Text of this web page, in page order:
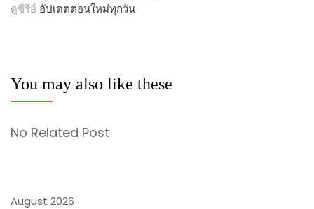
ดูซีรีย์ อัปเดตตอนใหม่ทุกวัน
You may also like these
No Related Post
August 2026